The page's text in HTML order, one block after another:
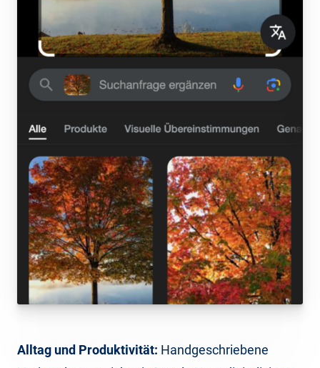
Alltag und Produktivität: Handgeschriebene